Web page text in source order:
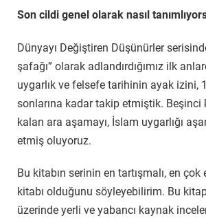
Son cildi genel olarak nasıl
Dünyayı Değiştiren Düşünürler
şafağı” olarak adlandırdığımız ilk
uygarlık ve felsefe tarihinin ayak izini,
sonlarına kadar takip etmiştik. Beşinci
kalan ara aşamayı, İslam uygarlığı
etmiş oluyoruz.
Bu kitabın serinin en tartışmalı, en çok
kitabı olduğunu söyleyebilirim. Bu
üzerinde yerli ve yabancı kaynak